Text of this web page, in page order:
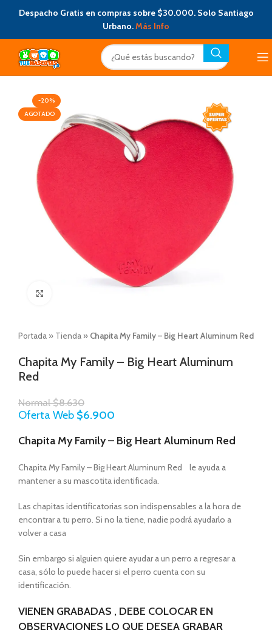
Despacho Gratis en compras sobre $30.000. Solo Santiago
Urbano.Más Info
-20%
AGOTADO
Portada » Tienda » Chapita My Family – Big Heart Aluminum Red
Chapita My Family – Big Heart Aluminum
Red
Normal$8.630
Oferta Web $6.900
Chapita My Family – Big Heart Aluminum Red
Chapita My Family – Big Heart Aluminum Red le ayuda a
mantener a su mascotita identificada.
Las chapitas identificatorias son indispensables a la hora de
encontrar a tu perro. Si no la tiene, nadie podrá ayudarlo a
volver a casa
Sin embargo si alguien quiere ayudar a un perro a regresar a
casa, sólo lo puede hacer si el perro cuenta con su
identificación.
VIENEN GRABADAS , DEBE COLOCAR EN
OBSERVACIONES LO QUE DESEA GRABAR